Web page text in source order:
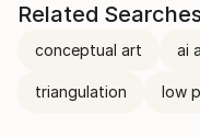
Related
conceptual art ai
triangulation low